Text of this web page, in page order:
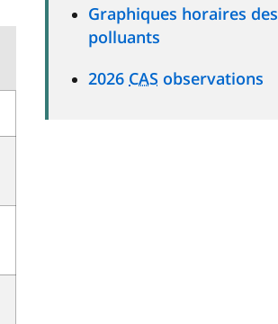
Graphiques horaires des
polluants
2026 CAS observations